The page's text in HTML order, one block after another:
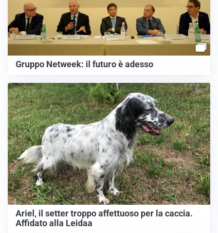
Gruppo Netweek: il futuro è adesso
Ariel, il setter troppo affettuoso per la caccia.
Affidato alla Leidaa